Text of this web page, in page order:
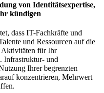
von Identitätsexpertise,
kündigen
dass IT-Fachkräfte und
und Ressourcen auf die
Aktivitäten für Ihr
Infrastruktur- und
Ihrer begrenzten
konzentrieren, Mehrwert